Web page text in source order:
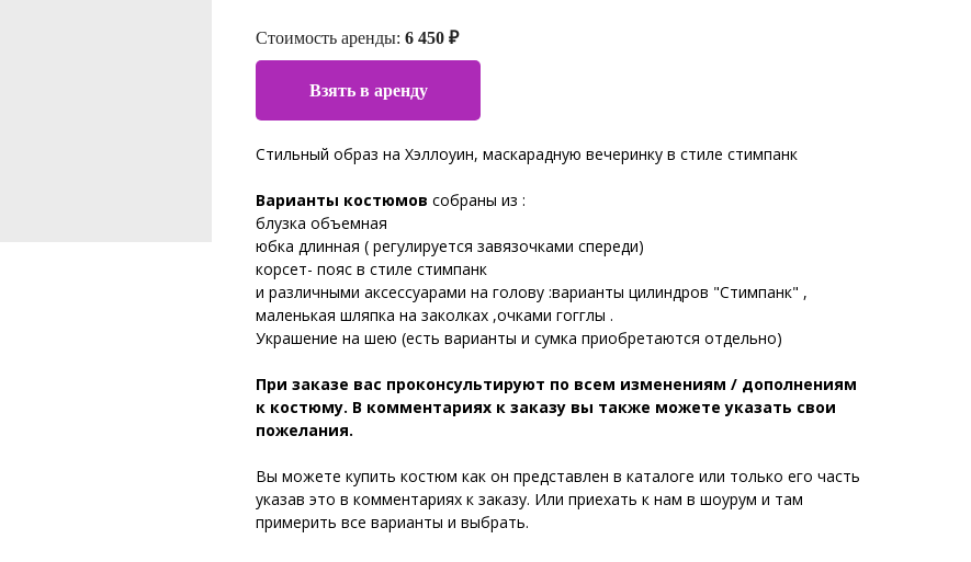
Стоимость аренды: 6 450 ₽
Взять в аренду
Стильный образ на Хэллоуин, маскарадную вечеринку в стиле стимпанк
Варианты костюмов собраны из :
блузка объемная
юбка длинная ( регулируется завязочками спереди)
корсет- пояс в стиле стимпанк
и различными аксессуарами на голову :варианты цилиндров "Стимпанк" ,
маленькая шляпка на заколках ,очками гогглы .
Украшение на шею (есть варианты и сумка приобретаются отдельно)
При заказе вас проконсультируют по всем изменениям / дополнениям
к костюму. В комментариях к заказу вы также можете указать свои
пожелания.
Вы можете купить костюм как он представлен в каталоге или только его часть
указав это в комментариях к заказу. Или приехать к нам в шоурум и там
примерить все варианты и выбрать.